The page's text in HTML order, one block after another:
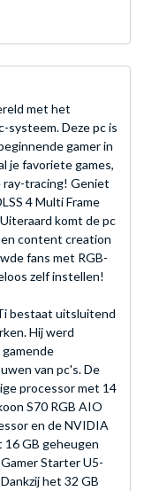
met het
systeem. Deze pc is
gamer in
je favoriete games,
ray-tracing! Geniet
4 Multi Frame
komt de pc
content creation
fans met RGB-
zelf instellen!
bestaat uitsluitend
Hij werd
van pc's. De
processor met 14
S70 RGB AIO
en de NVIDIA
16 GB geheugen
Starter U5-
het 32 GB